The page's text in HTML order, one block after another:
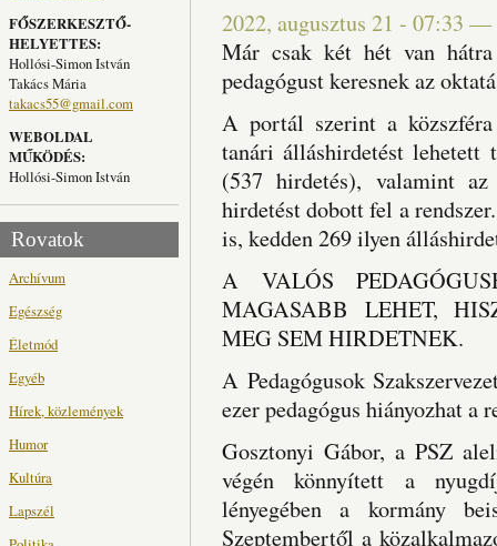
FŐSZERKESZTŐ-
HELYETTES:
Hollósi-Simon István
Takács Mária
takacs55@gmail.com
WEBOLDAL
MŰKÖDÉS:
Hollósi-Simon István
Rovatok
Archívum
Egészség
Életmód
Egyéb
Hírek, közlemények
Humor
Kultúra
Lapszél
2022, augusztus 21 - 07:33 —
Már csak két hét van hátra
pedagógust keresnek az
A portál szerint a
tanári álláshirdetést
(537 hirdetés), valamint az
hirdetést dobott fel a
is, kedden 269 ilyen
A VALÓS
MAGASABB LEHET,
MEG SEM HIRDETNEK.
A Pedagógusok
ezer pedagógus hiányozhat a
Gosztonyi Gábor, a PSZ
végén könnyített a
lényegében a kormány
Szeptembertől a